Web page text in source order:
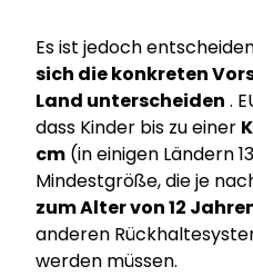
Es ist jedoch
sich die konkreten
Land unterscheiden .
dass Kinder bis zu einer
cm (in einigen Ländern
Mindestgröße, die je
zum Alter von 12
anderen
werden müssen.